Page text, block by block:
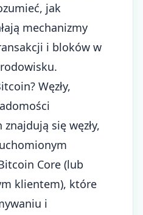
jak
mechanizmy
i bloków w
Węzły,
się węzły,
Core (lub
klientem), które
i